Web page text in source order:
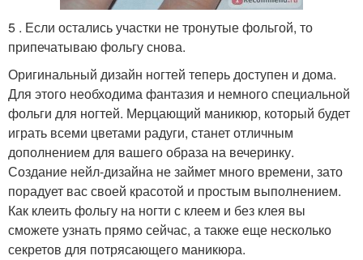
5 . Если остались участки не тронутые фольгой, то
припечатываю фольгу снова.
Оригинальный дизайн ногтей теперь доступен и дома.
Для этого необходима фантазия и немного специальной
фольги для ногтей. Мерцающий маникюр, который будет
играть всеми цветами радуги, станет отличным
дополнением для вашего образа на вечеринку.
Создание нейл-дизайна не займет много времени, зато
порадует вас своей красотой и простым выполнением.
Как клеить фольгу на ногти с клеем и без клея вы
сможете узнать прямо сейчас, а также еще несколько
секретов для потрясающего маникюра.